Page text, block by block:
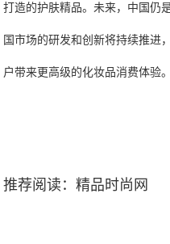
打造的护肤精品。未来，中国仍
国市场的研发和创新将持续推进
户带来更高级的化妆品消费体验。
推荐阅读：精品时尚网